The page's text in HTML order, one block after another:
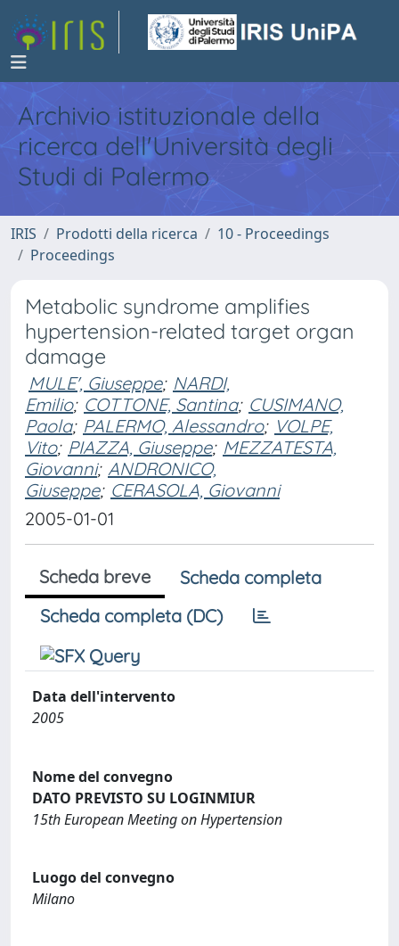
Archivio istituzionale della
ricerca dell'Università degli
Studi di Palermo
IRIS Prodotti della ricerca
10 - Proceedings
Proceedings
Metabolic syndrome amplifies
hypertension-related target organ
damage
MULE', Giuseppe; NARDI,
Emilio; COTTONE, Santina; CUSIMANO,
Paola; PALERMO, Alessandro; VOLPE,
Vito; PIAZZA, Giuseppe; MEZZATESTA,
Giovanni; ANDRONICO,
Giuseppe; CERASOLA, Giovanni
2005-01-01
Scheda breve
Scheda completa
Scheda completa (DC)
Data dell'intervento
2005
Nome del convegno
DATO PREVISTO SU LOGINMIUR
15th European Meeting on Hypertension
Luogo del convegno
Milano